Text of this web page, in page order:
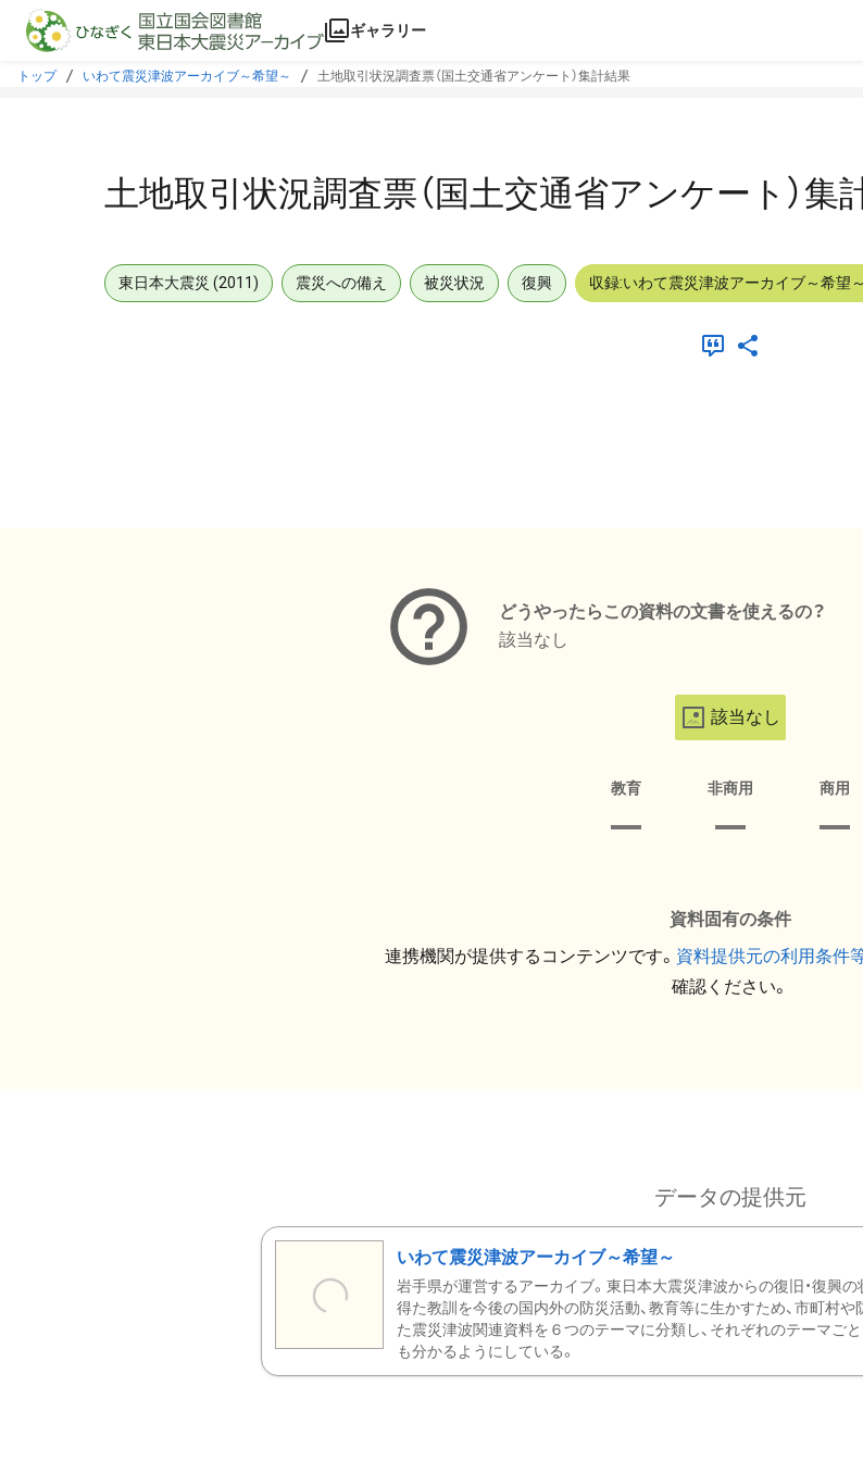
本文に飛ぶ
ギャラリー
トップ いわて震災津波アーカイブ～希望～ 土地取引状況調査票（国土交通省アンケート）集計結果
土地取引状況調査票（国土交通省アンケート）集
東日本大震災 (2011) 震災への備え 被災状況 復興 収録:いわて震災津波アーカイブ～希望～
どうやったらこの資料の文書を使えるの？
該当なし
該当なし
教育 非商用 商用
資料固有の条件
連携機関が提供するコンテンツです。 資料提供元の利用条件
確認ください。
データの提供元
いわて震災津波アーカイブ～希望～
岩手県が運営するアーカイブ。東日本大震災津波からの復旧・復興
得た教訓を今後の国内外の防災活動、教育等に生かすため、市町村
た震災津波関連資料を６つのテーマに分類し、それぞれのテーマご
も分かるようにしている。